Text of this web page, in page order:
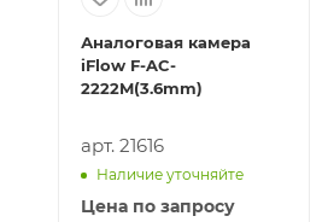
Аналоговая камера
iFlow F-AC-
2222M(3.6mm)
арт. 21616
Наличие уточняйте
Цена по запросу